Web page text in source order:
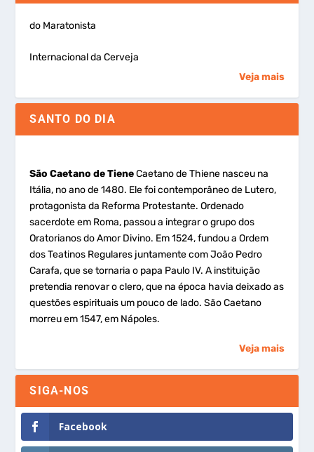
do Maratonista
Internacional da Cerveja
Veja mais
SANTO DO DIA
São Caetano de TieneCaetano de Thiene nasceu na
Itália, no ano de 1480. Ele foi contemporâneo de Lutero,
protagonista da Reforma Protestante. Ordenado
sacerdote em Roma, passou a integrar o grupo dos
Oratorianos do Amor Divino. Em 1524, fundou a Ordem
dos Teatinos Regulares juntamente com João Pedro
Carafa, que se tornaria o papa Paulo IV. A instituição
pretendia renovar o clero, que na época havia deixado as
questões espirituais um pouco de lado. São Caetano
morreu em 1547, em Nápoles.
Veja mais
SIGA-NOS
Facebook